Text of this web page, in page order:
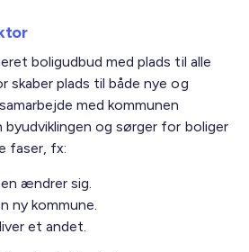
boligudbud med plads til alle
skaber plads til både nye og
med kommunen
og sørger for boliger
faser, fx:
ændrer sig.
ny kommune.
et andet.